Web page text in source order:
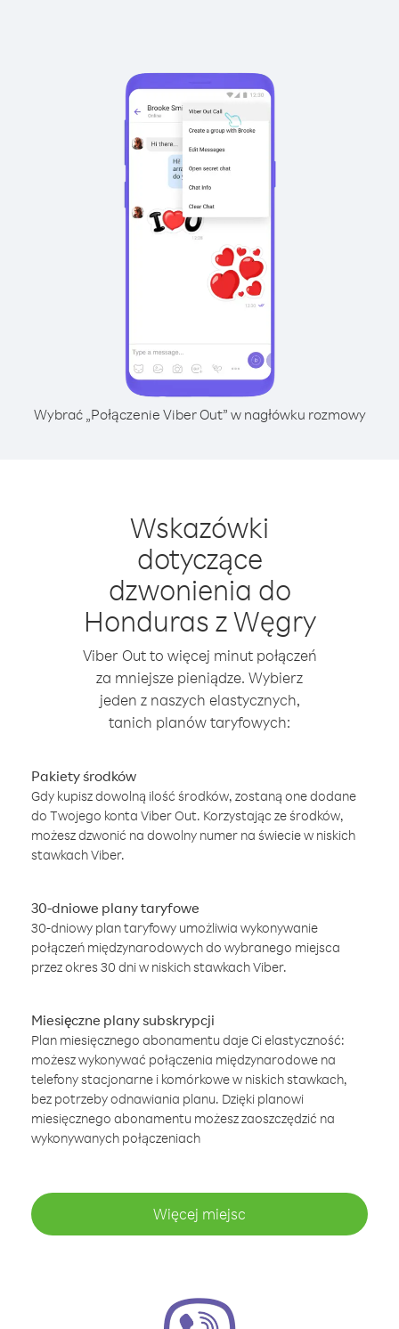
Wybrać „Połączenie Viber Out” w nagłówku rozmowy
Wskazówki
dotyczące
dzwonienia do
Honduras z Węgry
Viber Out to więcej minut połączeń
za mniejsze pieniądze. Wybierz
jeden z naszych elastycznych,
tanich planów taryfowych:
Pakiety środków
Gdy kupisz dowolną ilość środków, zostaną one dodane
do Twojego konta Viber Out. Korzystając ze środków,
możesz dzwonić na dowolny numer na świecie w niskich
stawkach Viber.
30-dniowe plany taryfowe
30-dniowy plan taryfowy umożliwia wykonywanie
połączeń międzynarodowych do wybranego miejsca
przez okres 30 dni w niskich stawkach Viber.
Miesięczne plany subskrypcji
Plan miesięcznego abonamentu daje Ci elastyczność:
możesz wykonywać połączenia międzynarodowe na
telefony stacjonarne i komórkowe w niskich stawkach,
bez potrzeby odnawiania planu. Dzięki planowi
miesięcznego abonamentu możesz zaoszczędzić na
wykonywanych połączeniach
Więcej miejsc